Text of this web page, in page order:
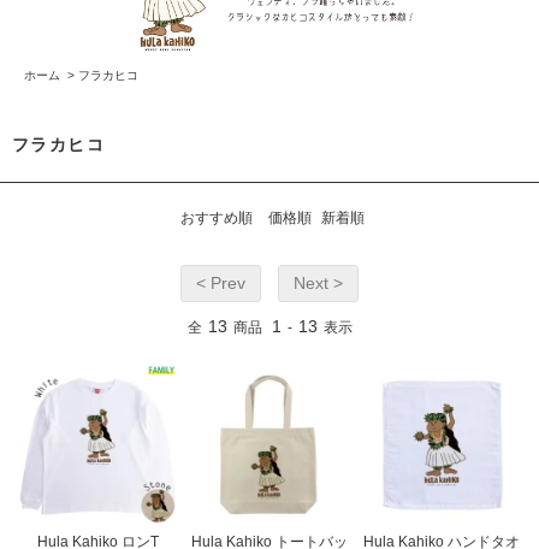
ホーム > フラカヒコ
フラカヒコ
おすすめ順 価格順 新着順
< Prev Next >
全 13 商品 1 - 13 表示
Hula Kahiko ロンT
Hula Kahiko トートバッ
Hula Kahiko ハンドタオ